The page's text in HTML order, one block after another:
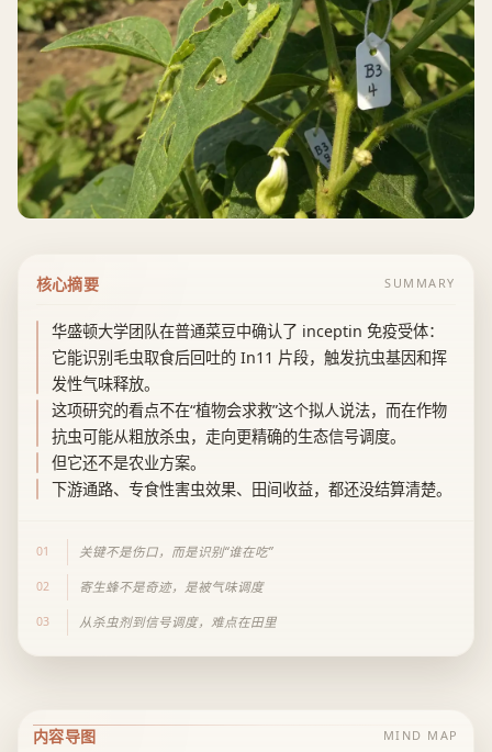
核心摘要 SUMMARY
华盛顿大学团队在普通菜豆中确认了 inceptin 免疫受体：
它能识别毛虫取食后回吐的 In11 片段，触发抗虫基因和挥
发性气味释放。
这项研究的看点不在“植物会求救”这个拟人说法，而在作物
抗虫可能从粗放杀虫，走向更精确的生态信号调度。
但它还不是农业方案。
下游通路、专食性害虫效果、田间收益，都还没结算清楚。
01 关键不是伤口，而是识别“谁在吃”
02 寄生蜂不是奇迹，是被气味调度
03 从杀虫剂到信号调度，难点在田里
内容导图 MIND MAP